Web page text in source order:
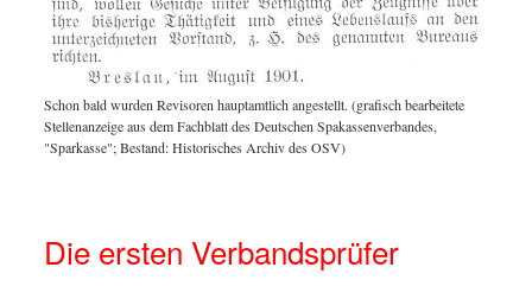
Schon bald wurden Revisoren hauptamtlich angestellt. (grafisch bearbeitete
Stellenanzeige aus dem Fachblatt des Deutschen Spakassenverbandes,
"Sparkasse"; Bestand: Historisches Archiv des OSV)
Die ersten Verbandsprüfer